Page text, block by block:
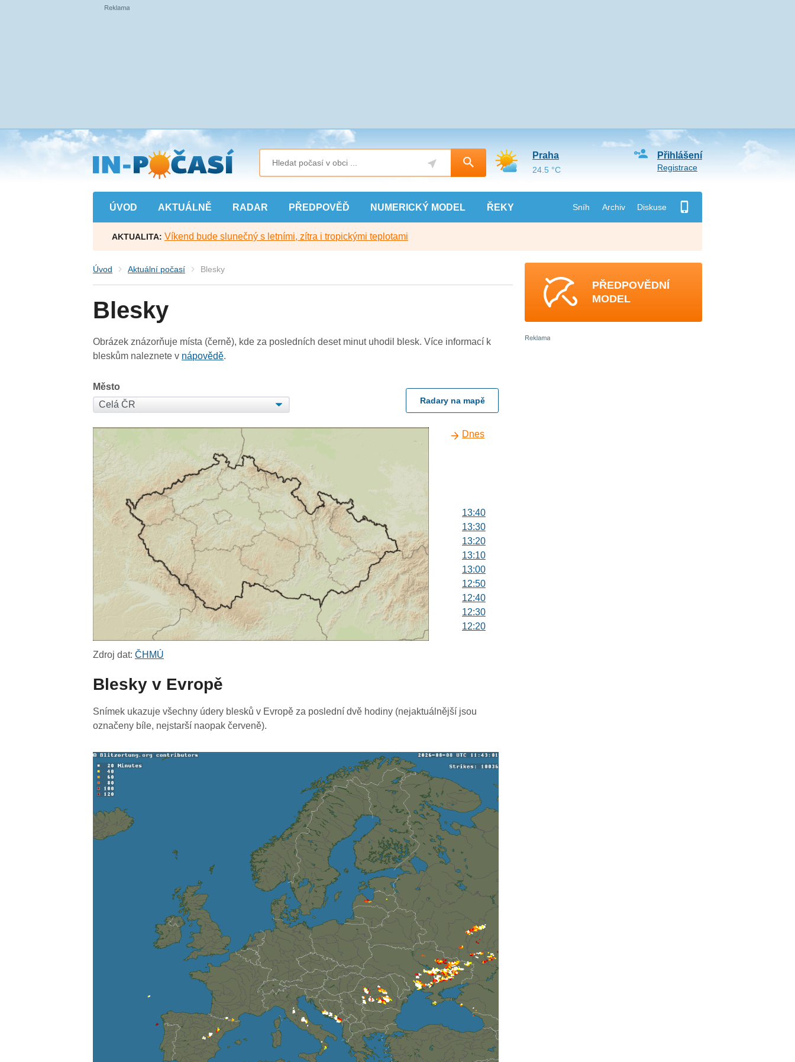
Přejít
na
hlavní
obsah
ÚVOD AKTUÁLNĚ RADAR PŘEDPOVĚĎ NUMERICKÝ MODEL ŘEKY Sníh Archiv Diskuse
Přihlášení
Registrace
Praha
24.5 °C
AKTUALITA: Víkend bude slunečný s letními, zítra i tropickými teplotami
Úvod Aktuální počasí Blesky
Blesky
Obrázek znázorňuje místa (černě), kde za posledních deset minut uhodil blesk. Více informací k
bleskům naleznete v nápovědě.
Město
Radary na mapě
Dnes
13:40
13:30
13:20
13:10
13:00
12:50
12:40
12:30
12:20
11:20
10:50
10:40
Zdroj dat:ČHMÚ
Blesky v Evropě
Snímek ukazuje všechny údery blesků v Evropě za poslední dvě hodiny (nejaktuálnější jsou
označeny bíle, nejstarší naopak červeně).
PŘEDPOVĚDNÍ
MODEL